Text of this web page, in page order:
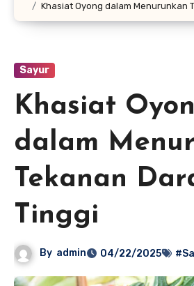
Khasiat Oyong dalam Menurunkan
Sayur
Khasiat
dalam
Tekanan
Tinggi
By admin 04/22/2025